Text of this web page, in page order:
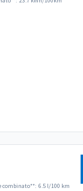
combinato**: 6.5 l/100 km